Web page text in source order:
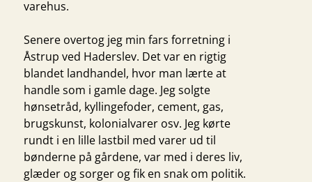
varehus.
Senere overtog jeg min fars forretning i
Åstrup ved Haderslev. Det var en rigtig
blandet landhandel, hvor man lærte at
handle som i gamle dage. Jeg solgte
hønsetråd, kyllingefoder, cement, gas,
brugskunst, kolonialvarer osv. Jeg kørte
rundt i en lille lastbil med varer ud til
bønderne på gårdene, var med i deres liv,
glæder og sorger og fik en snak om politik.